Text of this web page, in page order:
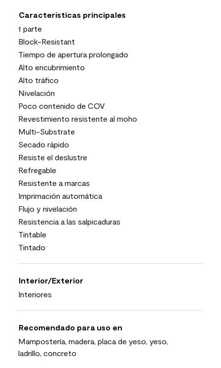
Características principales
1 parte
Block-Resistant
Tiempo de apertura prolongado
Alto encubrimiento
Alto tráfico
Nivelación
Poco contenido de COV
Revestimiento resistente al moho
Multi-Substrate
Secado rápido
Resiste el deslustre
Refregable
Resistente a marcas
Imprimación automática
Flujo y nivelación
Resistencia a las salpicaduras
Tintable
Tintado
Interior/Exterior
Interiores
Recomendado para uso en
Mampostería, madera, placa de yeso, yeso,
ladrillo, concreto